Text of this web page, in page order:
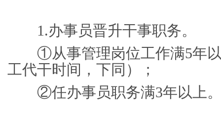
1.办事员晋升干事职务。
①从事管理岗位工作满5年以
工代干时间，下同）；
②任办事员职务满3年以上